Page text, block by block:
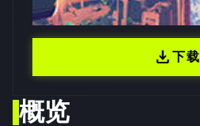
概览
download下载